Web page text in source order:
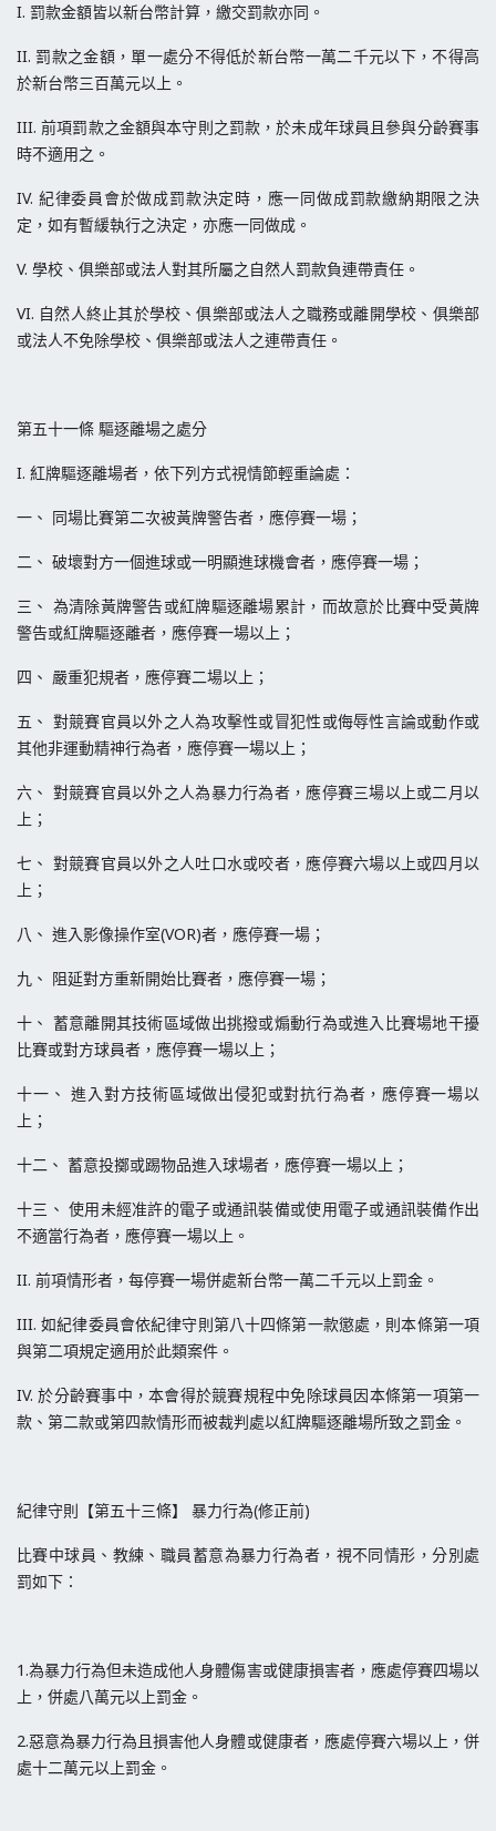
I. 罰款金額皆以新台幣計算，繳交罰款亦同。
II. 罰款之金額，單一處分不得低於新台幣一萬二千元以下，不得高
於新台幣三百萬元以上。
III. 前項罰款之金額與本守則之罰款，於未成年球員且參與分齡賽事
時不適用之。
IV. 紀律委員會於做成罰款決定時，應一同做成罰款繳納期限之決
定，如有暫緩執行之決定，亦應一同做成。
V. 學校、俱樂部或法人對其所屬之自然人罰款負連帶責任。
VI. 自然人終止其於學校、俱樂部或法人之職務或離開學校、俱樂部
或法人不免除學校、俱樂部或法人之連帶責任。
第五十一條 驅逐離場之處分
I. 紅牌驅逐離場者，依下列方式視情節輕重論處：
一、 同場比賽第二次被黃牌警告者，應停賽一場；
二、 破壞對方一個進球或一明顯進球機會者，應停賽一場；
三、 為清除黃牌警告或紅牌驅逐離場累計，而故意於比賽中受黃牌
警告或紅牌驅逐離者，應停賽一場以上；
四、 嚴重犯規者，應停賽二場以上；
五、 對競賽官員以外之人為攻擊性或冒犯性或侮辱性言論或動作或
其他非運動精神行為者，應停賽一場以上；
六、 對競賽官員以外之人為暴力行為者，應停賽三場以上或二月以
上；
七、 對競賽官員以外之人吐口水或咬者，應停賽六場以上或四月以
上；
八、 進入影像操作室(VOR)者，應停賽一場；
九、 阻延對方重新開始比賽者，應停賽一場；
十、 蓄意離開其技術區域做出挑撥或煽動行為或進入比賽場地干擾
比賽或對方球員者，應停賽一場以上；
十一、 進入對方技術區域做出侵犯或對抗行為者，應停賽一場以
上；
十二、 蓄意投擲或踢物品進入球場者，應停賽一場以上；
十三、 使用未經准許的電子或通訊裝備或使用電子或通訊裝備作出
不適當行為者，應停賽一場以上。
II. 前項情形者，每停賽一場併處新台幣一萬二千元以上罰金。
III. 如紀律委員會依紀律守則第八十四條第一款懲處，則本條第一項
與第二項規定適用於此類案件。
IV. 於分齡賽事中，本會得於競賽規程中免除球員因本條第一項第一
款、第二款或第四款情形而被裁判處以紅牌驅逐離場所致之罰金。
紀律守則【第五十三條】 暴力行為(修正前)
比賽中球員、教練、職員蓄意為暴力行為者，視不同情形，分別處
罰如下：
1.為暴力行為但未造成他人身體傷害或健康損害者，應處停賽四場以
上，併處八萬元以上罰金。
2.惡意為暴力行為且損害他人身體或健康者，應處停賽六場以上，併
處十二萬元以上罰金。